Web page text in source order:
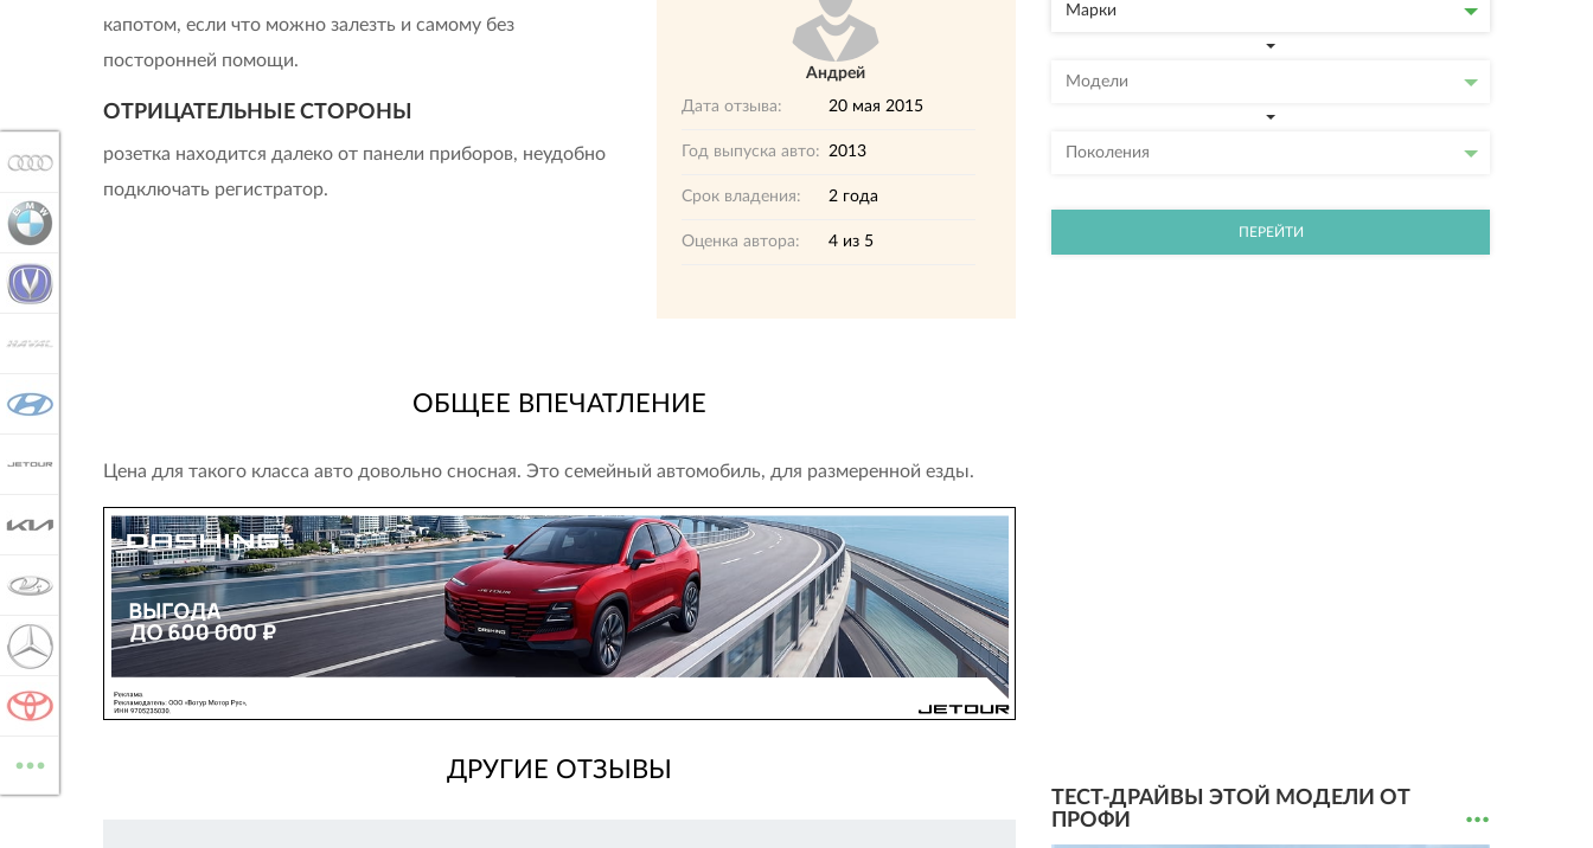
капотом, если что можно залезть и самому без
посторонней помощи.
ОТРИЦАТЕЛЬНЫЕ СТОРОНЫ
розетка находится далеко от панели приборов, неудобно
подключать регистратор.
Андрей
Дата отзыва: 20 мая 2015
Год выпуска авто: 2013
Срок владения: 2 года
Оценка автора: 4из 5
ОБЩЕЕ ВПЕЧАТЛЕНИЕ
Цена для такого класса авто довольно сносная. Это семейный автомобиль, для размеренной езды.
ДРУГИЕ ОТЗЫВЫ
Марки
Модели
Поколения
ПЕРЕЙТИ
ТЕСТ-ДРАЙВЫ ЭТОЙ МОДЕЛИ ОТ
ПРОФИ
...
AUDI
JETOUR
MERCEDES-BENZ
TOYOTA
...